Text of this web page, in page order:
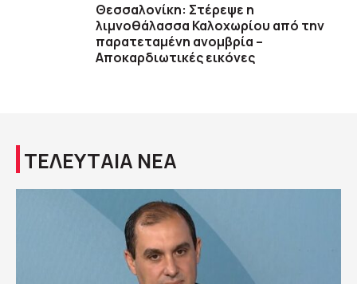
Θεσσαλονίκη: Στέρεψε η
λιμνοθάλασσα Καλοχωρίου από την
παρατεταμένη ανομβρία –
Αποκαρδιωτικές εικόνες
ΤΕΛΕΥΤΑΙΑ ΝΕΑ